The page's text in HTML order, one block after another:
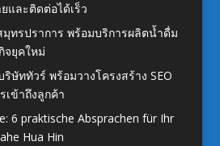
และติดต่อได้เร็ว
ทรปราการ พร้อมบริการผลิตน้ำดื่ม
จยุคใหม่
ษัททัวร์ พร้อมวางโครงสร้าง SEO
เข้าถึงลูกค้า
6 praktische Absprachen für Ihr
Hua Hin